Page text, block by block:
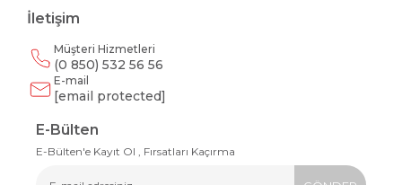
İletişim
Müşteri Hizmetleri
(0 850) 532 56 56
E-mail
[email protected]
E-Bülten
E-Bülten'e Kayıt Ol , Fırsatları Kaçırma